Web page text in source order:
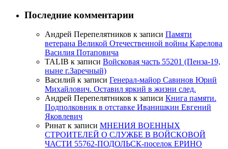
Последние комментарии
Андрей Перепелятников к записи Памяти
ветерана Великой Отечественной войны Карелова
Василия Потаповича
TALIB к записи Войсковая часть 55201 (Пенза-19,
ныне г.Заречный)
Василий к записи Генерал-майор Савинов Юрий
Михайлович. Оставил яркий в жизни след.
Андрей Перепелятников к записи Книга памяти.
Подполковник в отставке Иванишкин Евгений
Яковлевич
Ринат к записи МНЕНИЯ ВОЕННЫХ
СТРОИТЕЛЕЙ О СЛУЖБЕ В ВОЙСКОВОЙ
ЧАСТИ 55762-ПОДОЛЬСК-поселок ЕРИНО